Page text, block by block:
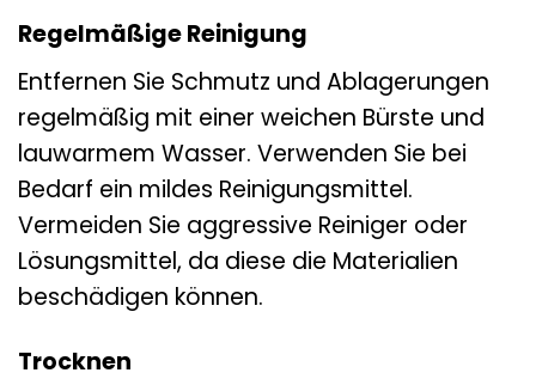
Regelmäßige Reinigung
Entfernen Sie Schmutz und Ablagerungen
regelmäßig mit einer weichen Bürste und
lauwarmem Wasser. Verwenden Sie bei
Bedarf ein mildes Reinigungsmittel.
Vermeiden Sie aggressive Reiniger oder
Lösungsmittel, da diese die Materialien
beschädigen können.
Trocknen